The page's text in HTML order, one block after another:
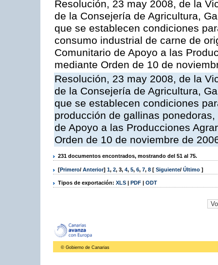
Resolución, 23 may 2008, de la
de la Consejería de Agricultura,
que se establecen condiciones
consumo industrial de carne de
Comunitario de Apoyo a las
mediante Orden de 10 de
Resolución, 23 may 2008, de la
de la Consejería de Agricultura,
que se establecen condiciones
producción de gallinas
de Apoyo a las Producciones
Orden de 10 de noviembre de
231 documentos encontrados, mostrando del 51 al 75.
[Primero/ Anterior] 1, 2, 3, 4, 5, 6, 7, 8 [ Siguiente/ Último ]
Tipos de exportación: XLS | PDF | ODT
© Gobierno de Canarias